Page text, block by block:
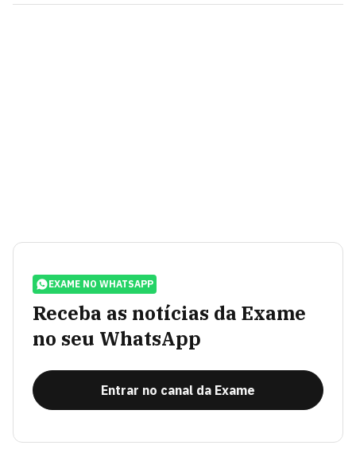
EXAME NO WHATSAPP
Receba as notícias da Exame
no seu WhatsApp
Entrar no canal da Exame